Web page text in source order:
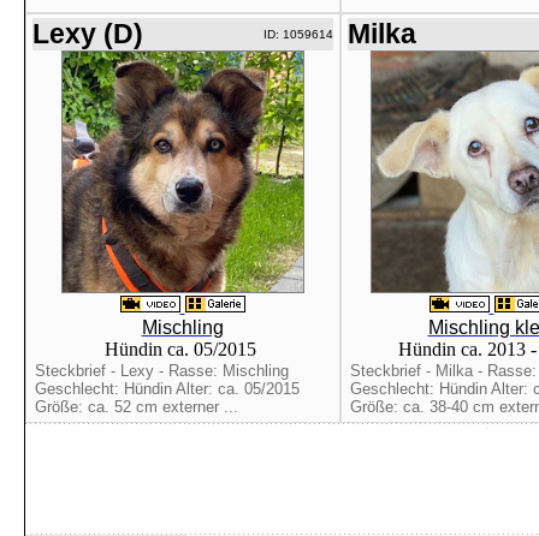
Lexy (D) ID: 1059614
Mischling
Hündin ca. 05/2015
Steckbrief - Lexy - Rasse: Mischling
Geschlecht: Hündin Alter: ca. 05/2015
Größe: ca. 52 cm externer ...
Milka
Mischling
Hündin ca. 2013
Steckbrief - Milka -
Geschlecht: Hündin Alter:
Größe: ca. 38-40 cm